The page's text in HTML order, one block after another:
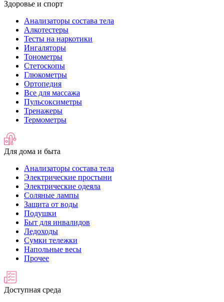
Здоровье и спорт
Анализаторы состава тела
Алкотестеры
Тесты на наркотики
Ингаляторы
Тонометры
Стетоскопы
Глюкометры
Ортопедия
Все для массажа
Пульсоксиметры
Тренажеры
Термометры
Для дома и быта
Анализаторы состава тела
Электрические простыни
Электрические одеяла
Соляные лампы
Защита от воды
Подушки
Быт для инвалидов
Ледоходы
Сумки тележки
Напольные весы
Прочее
Доступная среда